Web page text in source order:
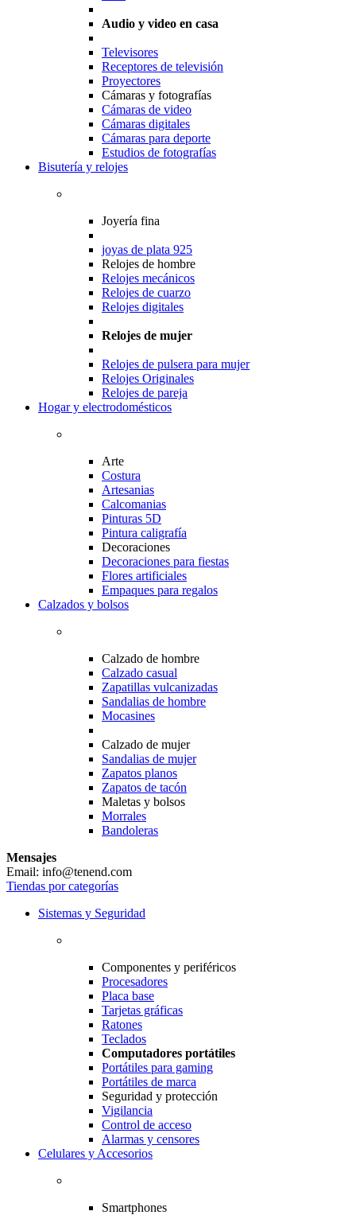
Audio y video en casa
Televisores
Receptores de televisión
Proyectores
Cámaras y fotografías
Cámaras de video
Cámaras digitales
Cámaras para deporte
Estudios de fotografías
Bisutería y relojes
Joyería fina
joyas de plata 925
Relojes de hombre
Relojes mecánicos
Relojes de cuarzo
Relojes digitales
Relojes de mujer
Relojes de pulsera para mujer
Relojes Originales
Relojes de pareja
Hogar y electrodomésticos
Arte
Costura
Artesanias
Calcomanias
Pinturas 5D
Pintura caligrafía
Decoraciones
Decoraciones para fiestas
Flores artificiales
Empaques para regalos
Calzados y bolsos
Calzado de hombre
Calzado casual
Zapatillas vulcanizadas
Sandalias de hombre
Mocasines
Calzado de mujer
Sandalias de mujer
Zapatos planos
Zapatos de tacón
Maletas y bolsos
Morrales
Bandoleras
Mensajes
Email: info@tenend.com
Tiendas por categorías
Sistemas y Seguridad
Componentes y periféricos
Procesadores
Placa base
Tarjetas gráficas
Ratones
Teclados
Computadores portátiles
Portátiles para gaming
Portátiles de marca
Seguridad y protección
Vigilancia
Control de acceso
Alarmas y censores
Celulares y Accesorios
Smartphones